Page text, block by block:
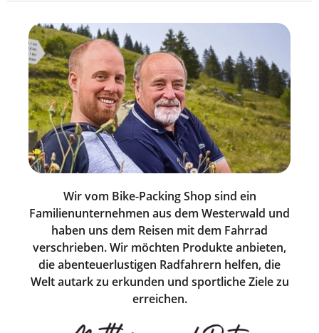
Wir vom Bike-Packing Shop sind ein
Familienunternehmen aus dem Westerwald und
haben uns dem Reisen mit dem Fahrrad
verschrieben. Wir möchten Produkte anbieten,
die abenteuerlustigen Radfahrern helfen, die
Welt autark zu erkunden und sportliche Ziele zu
erreichen.